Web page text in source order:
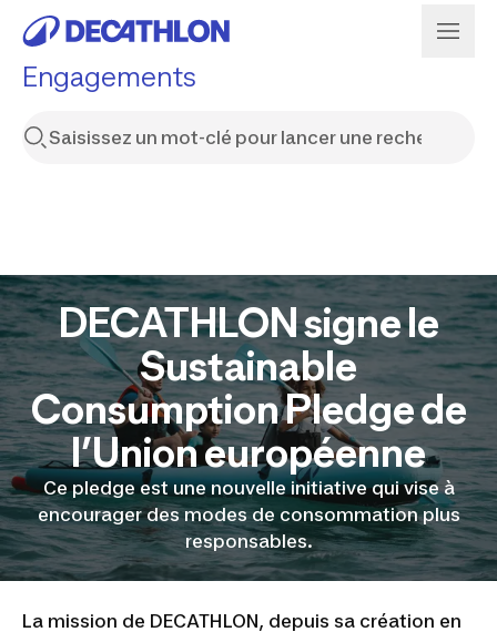
Engagements
DECATHLON signe le
Sustainable
Consumption Pledge de
l’Union européenne
Cepledgeest une nouvelle initiative qui vise à
encourager des modes de consommation plus
responsables.
La mission de DECATHLON, depuis sa création en